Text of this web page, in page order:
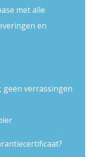
met alle
en
verrassingen